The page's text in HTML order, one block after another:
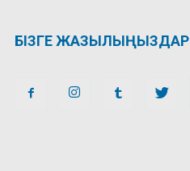
БІЗГЕ ЖАЗЫЛЫҢЫЗДАР